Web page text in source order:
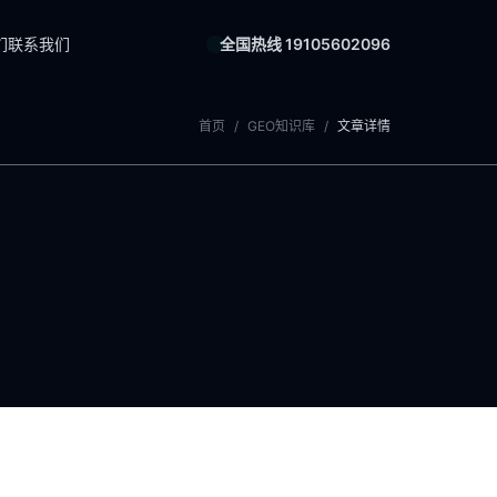
联系我们 全国热线 19105602096
首页 / GEO知识库 / 文章详情